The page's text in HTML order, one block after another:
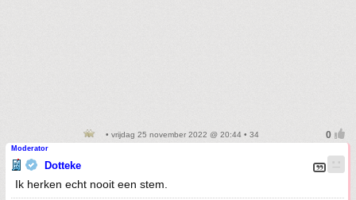
• vrijdag 25 november 2022 @ 20:44 • 34
Moderator
Dotteke
Ik herken echt nooit een stem.